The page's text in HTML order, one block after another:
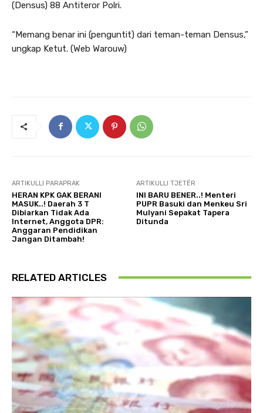
(Densus) 88 Antiteror Polri.
“Memang benar ini (penguntit) dari teman-teman Densus,”
ungkap Ketut. (Web Warouw)
ARTIKULLI PARAPRAK
HERAN KPK GAK BERANI
MASUK..! Daerah 3 T
Dibiarkan Tidak Ada
Internet, Anggota DPR:
Anggaran Pendidikan
Jangan Ditambah!
ARTIKULLI TJETËR
INI BARU BENER..! Menteri
PUPR Basuki dan Menkeu Sri
Mulyani Sepakat Tapera
Ditunda
RELATED ARTICLES